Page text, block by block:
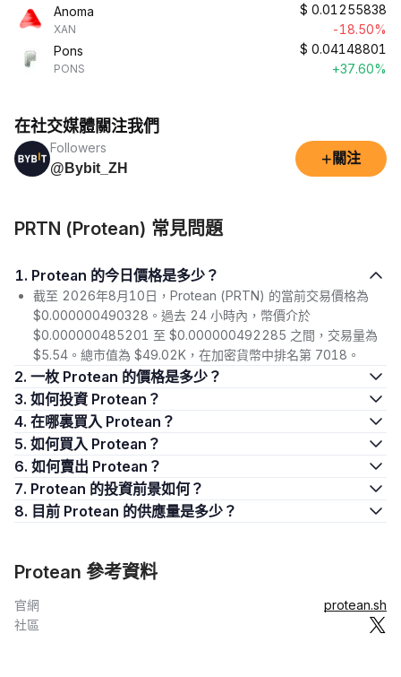
Anoma
XAN
$ 0.01255838
-18.50%
Pons
PONS
$ 0.04148801
+37.60%
在社交媒體關注我們
Followers
@Bybit_ZH
+ 關注
PRTN (Protean) 常見問題
1. Protean 的今日價格是多少？
截至 2026年8月10日，Protean (PRTN) 的當前交易價格為
$0.000000490328。過去 24 小時內，幣價介於
$0.000000485201 至 $0.000000492285 之間，交易量為
$5.54。總市值為 $49.02K，在加密貨幣中排名第 7018。
2. 一枚 Protean 的價格是多少？
3. 如何投資 Protean？
4. 在哪裏買入 Protean？
5. 如何買入 Protean？
6. 如何賣出 Protean？
7. Protean 的投資前景如何？
8. 目前 Protean 的供應量是多少？
Protean 參考資料
官網
protean.sh
社區